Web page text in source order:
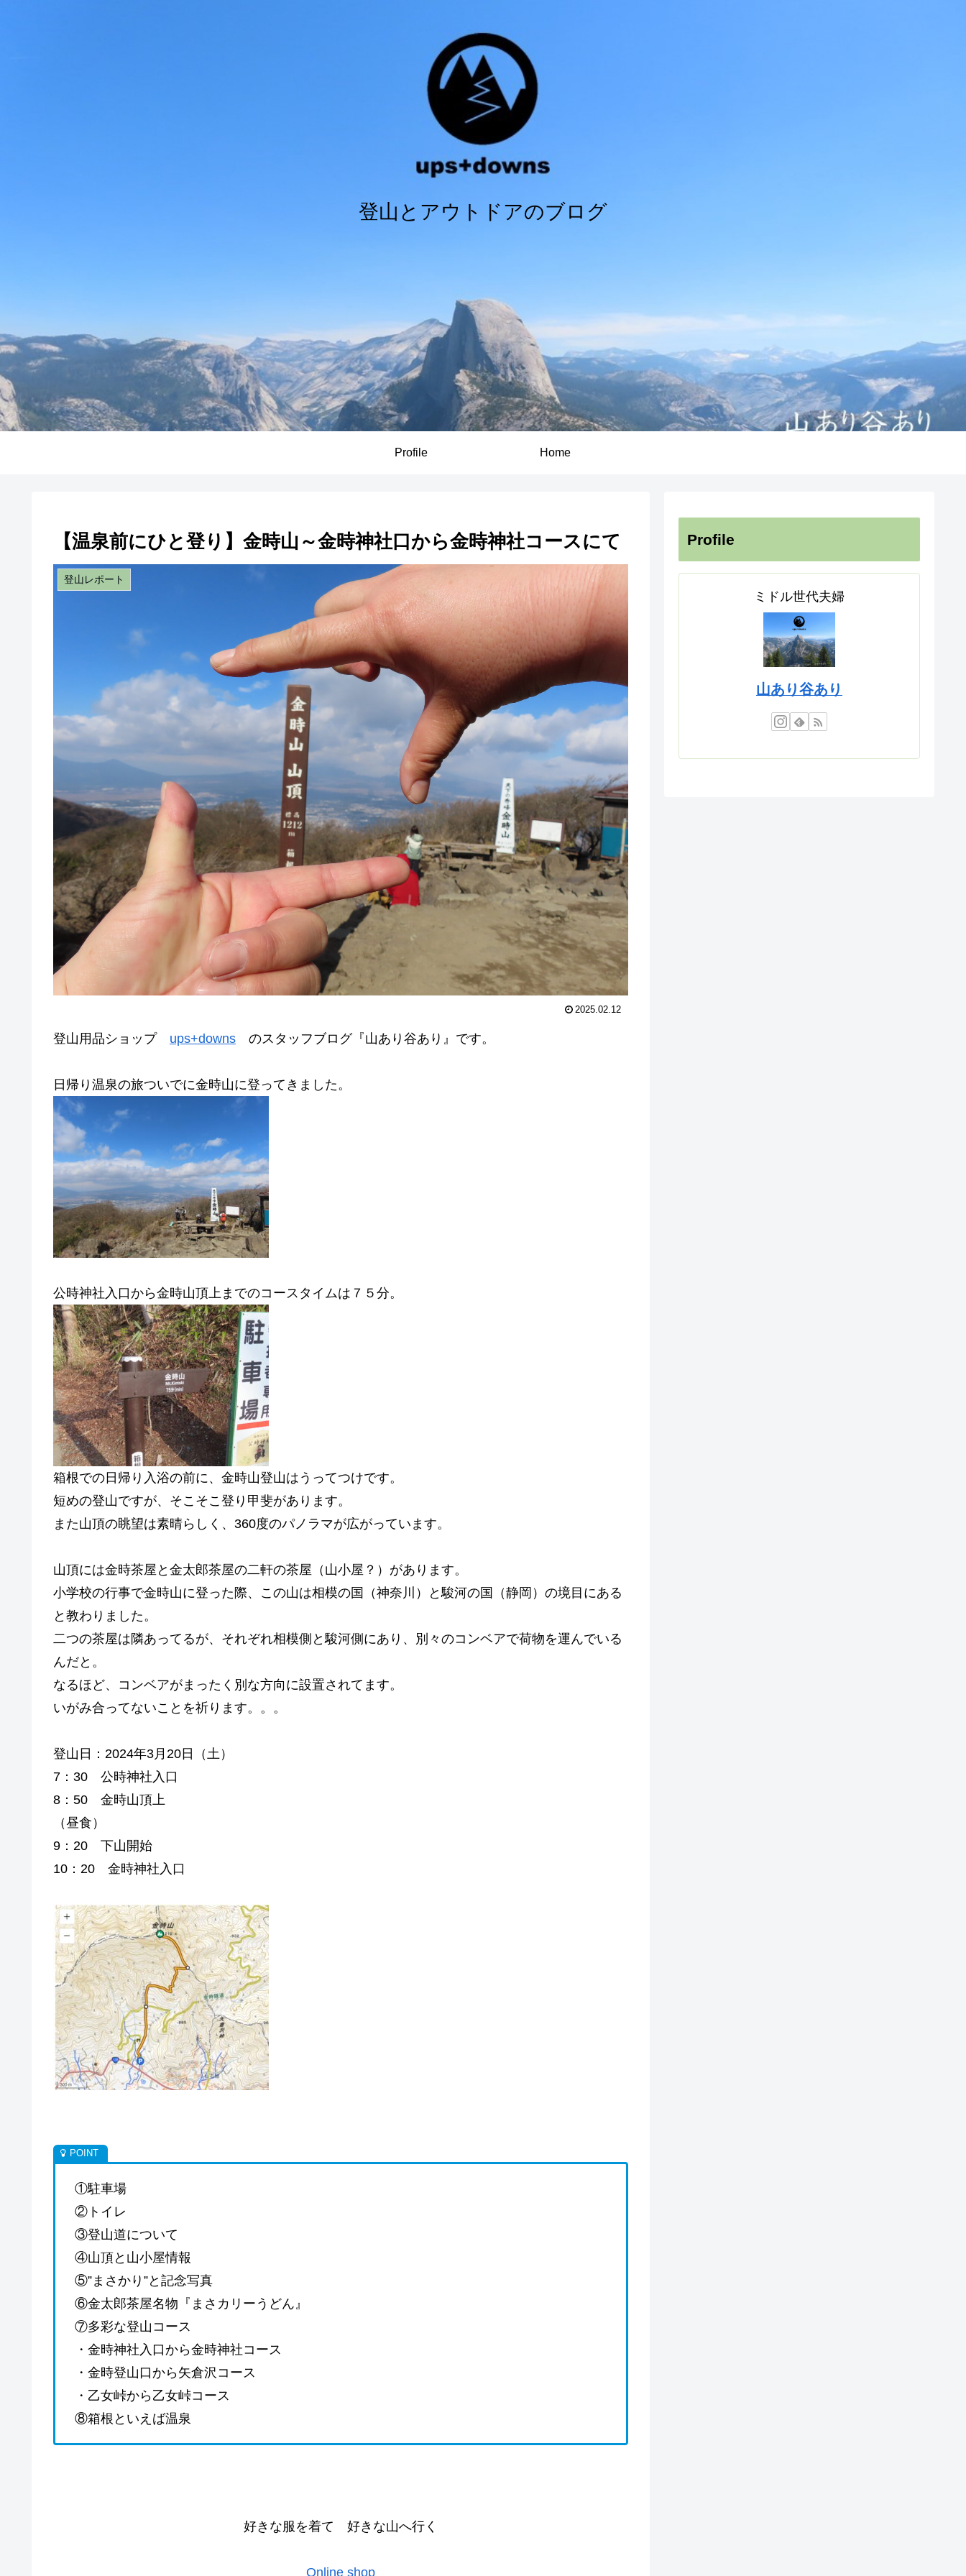
登山とアウトドアのブログ
Profile Home
【温泉前にひと登り】金時山～金時神社口から金時神社コースにて
登山レポート
2025.02.12
登山用品ショップ ups+downs のスタッフブログ『山あり谷あり』です。
日帰り温泉の旅ついでに金時山に登ってきました。
公時神社入口から金時山頂上までのコースタイムは７５分。
箱根での日帰り入浴の前に、金時山登山はうってつけです。
短めの登山ですが、そこそこ登り甲斐があります。
また山頂の眺望は素晴らしく、360度のパノラマが広がっています。
山頂には金時茶屋と金太郎茶屋の二軒の茶屋（山小屋？）があります。
小学校の行事で金時山に登った際、この山は相模の国（神奈川）と駿河の国（静岡）の境目にある
と教わりました。
二つの茶屋は隣あってるが、それぞれ相模側と駿河側にあり、別々のコンベアで荷物を運んでいる
んだと。
なるほど、コンベアがまったく別な方向に設置されてます。
いがみ合ってないことを祈ります。。。
登山日：2024年3月20日（土）
7：30 公時神社入口
8：50 金時山頂上
（昼食）
9：20 下山開始
10：20 金時神社入口
①駐車場
②トイレ
③登山道について
④山頂と山小屋情報
⑤”まさかり”と記念写真
⑥金太郎茶屋名物『まさカリーうどん』
⑦多彩な登山コース
・金時神社入口から金時神社コース
・金時登山口から矢倉沢コース
・乙女峠から乙女峠コース
⑧箱根といえば温泉
好きな服を着て 好きな山へ行く
Online shop
Profile
ミドル世代夫婦
山あり谷あり